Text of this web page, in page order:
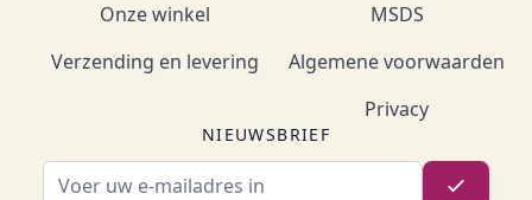
Onze winkel
Verzending en levering
MSDS
Algemene voorwaarden
Privacy
NIEUWSBRIEF